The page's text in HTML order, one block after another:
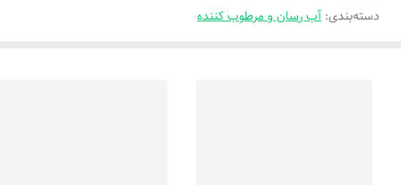
دسته‌بندی: آب رسان و مرطوب کننده